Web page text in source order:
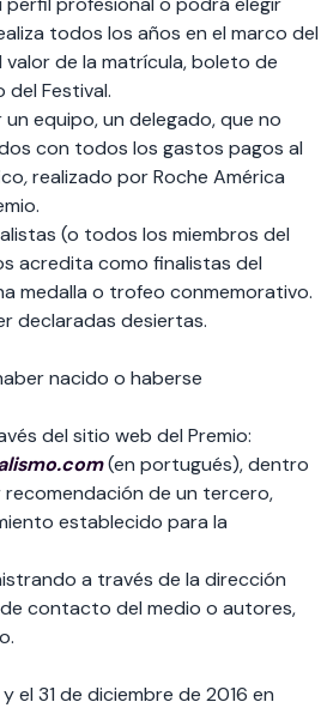
todos los años en el marco del
valor de la matrícula, boleto de
del Festival.
equipo, un delegado, que no
con todos los gastos pagos al
,realizado por Roche América
(o todos los miembros del
acredita como finalistas del
medalla o trofeo conmemorativo.
declaradas desiertas.
nacido o haberse
del sitio web del Premio:
(en portugués), dentro
de un tercero,
establecido para la
a través de la dirección
contacto del medio o autores,
el 31 de diciembre de 2016 en